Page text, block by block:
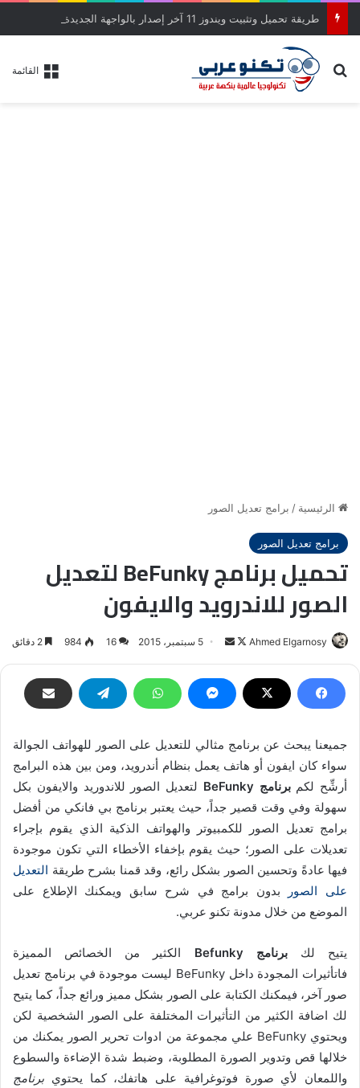
القائمة بحث عن
الرئيسية / برامج تعديل الصور
برامج تعديل الصور
تحميل برنامج BeFunky لتعديل
الصور للاندرويد والايفون
Ahmed Elgarnosy
Follow
on
X
أرسل
بريدا
إلكترونيا
5 سبتمبر، 2015 16
984
جميعنا يبحث عن برنامج مثالي للتعديل على الصور للهواتف الجوالة
سواء كان ايفون أو هاتف يعمل بنظام أندرويد، ومن بين هذه البرامج
أرشِّح لكمبرنامج BeFunky
لتعديل الصور للاندوريد والايفون بكل
سهولة وفي وقت قصير جداً، حيث يعتبر برنامج بي فانكي من أفضل
برامج تعديل الصور للكمبيوتر والهواتف الذكية الذي يقوم بإجراء
تعديلات على الصور؛ حيث يقوم بإخفاء الأخطاء التي تكون موجودة
فيها عادةً وتحسين الصور بشكل رائع، وقد قمنا بشرح طريقة التعديل
على الصور
بدون برامج في شرح سابق ويمكنك الإطلاع على
الموضع من خلال مدونة تكنو عربي.
يتيح لكبرنامج Befunky
الكثير من الخصائص المميزة
فاتأثيرات المجودة داخل BeFunky ليست موجودة في برنامج تعديل
صور آخر، فيمكنك الكتابة على الصور بشكل مميز ورائع جداً، كما يتيح
لك اضافة الكثير من التأثيرات المختلفة على الصور الشخصية لكن
ويحتوي BeFunky علي مجموعة من ادوات تحرير الصور يمكنك من
خلالها قص وتدوير الصورة المطلوبة، وضبط شدة الإضاءة والسطوع
واللمعان لأي صورة فوتوغرافية على هاتفك، كما يحتوي برنامج